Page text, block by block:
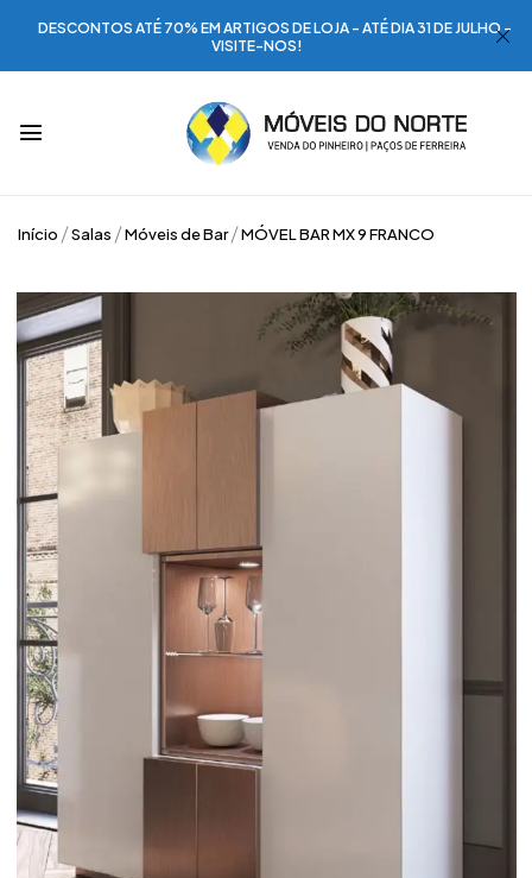
DESCONTOS ATÉ 70% EM ARTIGOS DE LOJA - ATÉ DIA 31 DE JULHO -
VISITE-NOS!
Início Salas Móveis de Bar MÓVEL BAR MX 9 FRANCO